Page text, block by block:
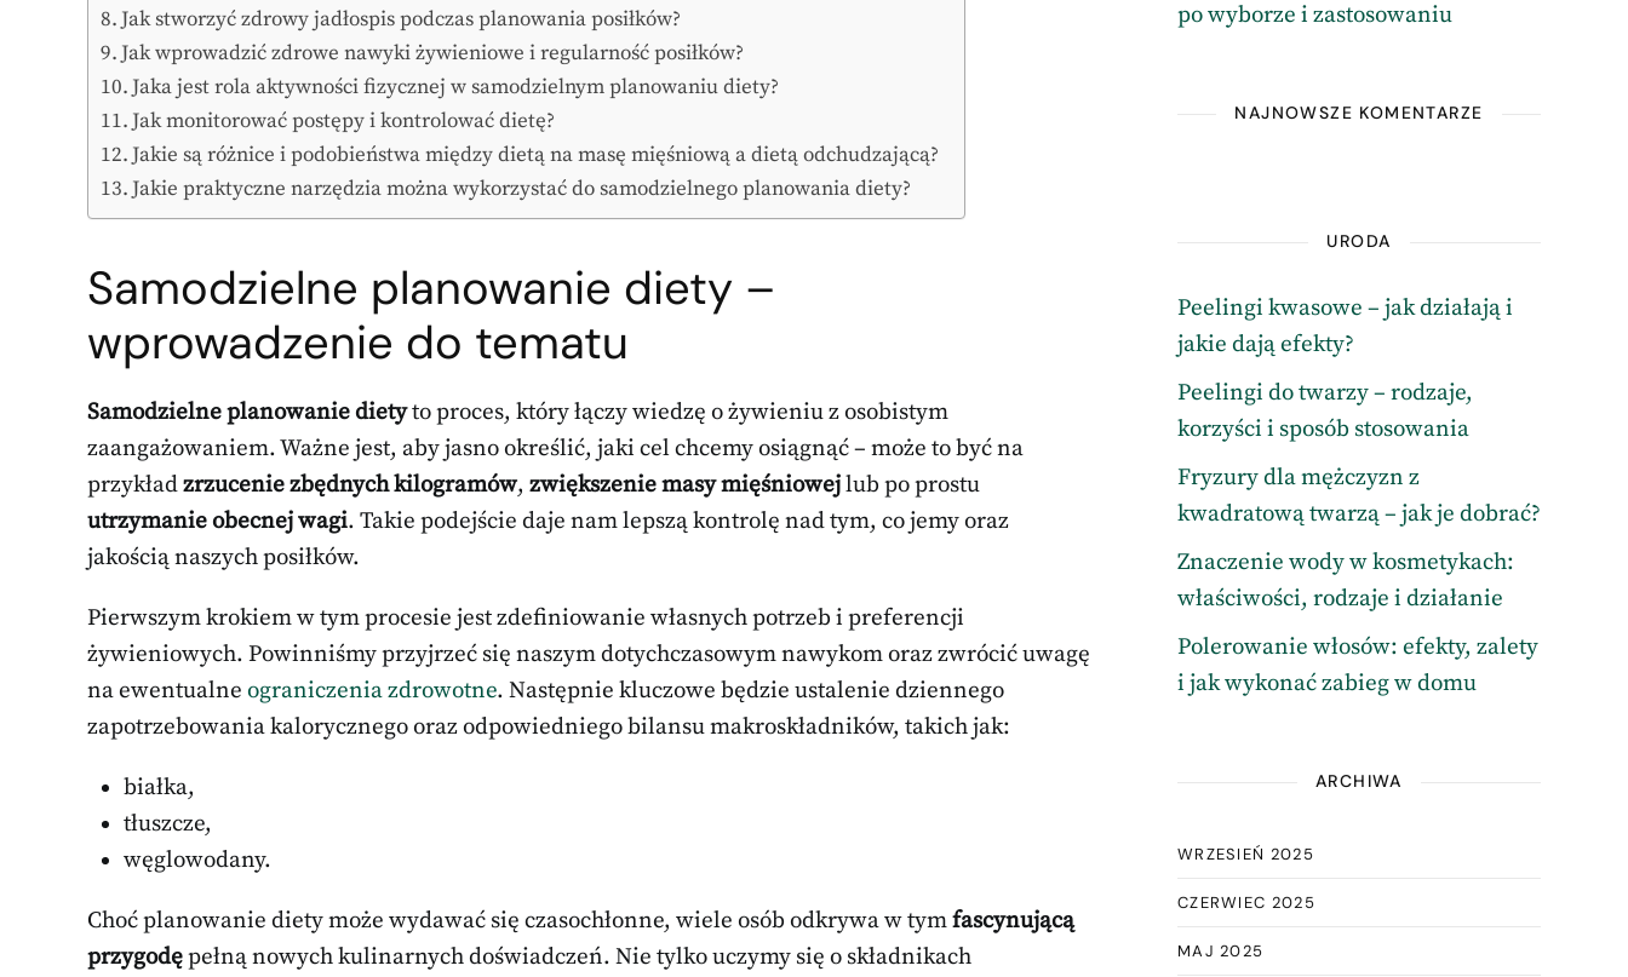
Jak stworzyć zdrowy jadłospis podczas planowania posiłków?
Jak wprowadzić zdrowe nawyki żywieniowe i regularność posiłków?
Jaka jest rola aktywności fizycznej w samodzielnym planowaniu diety?
Jak monitorować postępy i kontrolować dietę?
Jakie są różnice i podobieństwa między dietą na masę mięśniową a dietą odchudzającą?
Jakie praktyczne narzędzia można wykorzystać do samodzielnego planowania diety?
Samodzielne planowanie diety –
wprowadzenie do tematu
Samodzielne planowanie dietyto proces, który łączy wiedzę o żywieniu z osobistym
zaangażowaniem. Ważne jest, aby jasno określić, jaki cel chcemy osiągnąć – może to być na
przykładzrzucenie zbędnych kilogramów, zwiększenie masy mięśniowejlub po prostu
utrzymanie obecnej wagi. Takie podejście daje nam lepszą kontrolę nad tym, co jemy oraz
jakością naszych posiłków.
Pierwszym krokiem w tym procesie jest zdefiniowanie własnych potrzeb i preferencji
żywieniowych. Powinniśmy przyjrzeć się naszym dotychczasowym nawykom oraz zwrócić uwagę
na ewentualne ograniczenia zdrowotne. Następnie kluczowe będzie ustalenie dziennego
zapotrzebowania kalorycznego oraz odpowiedniego bilansu makroskładników, takich jak:
białka,
tłuszcze,
węglowodany.
Choć planowanie diety może wydawać się czasochłonne, wiele osób odkrywa w tymfascynującą
przygodępełną nowych kulinarnych doświadczeń. Nie tylko uczymy się o składnikach
po wyborze i zastosowaniu
NAJNOWSZE KOMENTARZE
URODA
Peelingi kwasowe – jak działają i
jakie dają efekty?
Peelingi do twarzy – rodzaje,
korzyści i sposób stosowania
Fryzury dla mężczyzn z
kwadratową twarzą – jak je dobrać?
Znaczenie wody w kosmetykach:
właściwości, rodzaje i działanie
Polerowanie włosów: efekty, zalety
i jak wykonać zabieg w domu
ARCHIWA
WRZESIEŃ 2025
CZERWIEC 2025
MAJ 2025